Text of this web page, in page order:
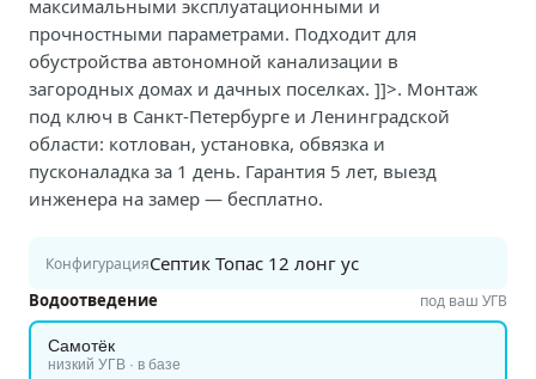
максимальными эксплуатационными и
прочностными параметрами. Подходит для
обустройства автономной канализации в
загородных домах и дачных поселках. ]]>. Монтаж
под ключ в Санкт-Петербурге и Ленинградской
области: котлован, установка, обвязка и
пусконаладка за 1 день. Гарантия 5 лет, выезд
инженера на замер — бесплатно.
КонфигурацияСептик Топас 12 лонг ус
Водоотведение под ваш УГВ
Самотёк
низкий УГВ · в базе